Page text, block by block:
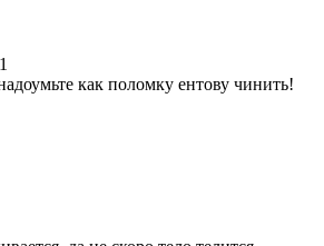
как поломку ентову чинить!